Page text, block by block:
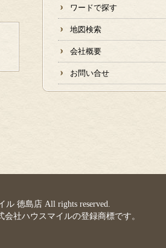
ワードで探す
地図検索
会社概要
お問い合せ
ル 徳島店 All rights reserved.
社ハウスマイルの登録商標です。